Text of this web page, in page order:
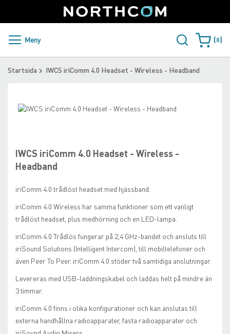
to
Content
Sweden
PRODUKTER OCH LÖSNINGAR
ÅTERFÖRSÄLJARE
LADDA NER
Meny Varukorgen
0
Startsida IWCS iriComm 4.0 Headset - Wireless - Headband
IWCS iriComm 4.0 Headset - Wireless -
Headband
iriComm 4.0 trådlöst headset med hjässband.
iriComm 4.0 Wireless har samma funktioner som ett vanligt
trådlöst headset, plus medhörning och en LED-lampa.
iriComm 4.0 Trådlös fungerar på 2,4 GHz-bandet och ansluts till
iriSound Solutions (Intelligent Intercom), till mobiltelefoner och
även Peer To Peer. iriComm 4.0 stöder två samtidiga anslutningar.
Levereras med USB-laddningskabel och laddas helt på mindre än
3 timmar.
iriComm 4.0 finns i olika konfigurationer och kan anslutas till
externa handhållna radioapparater, fasta radioapparater och
Skip
of
the
images
beginning
of
the
gallery